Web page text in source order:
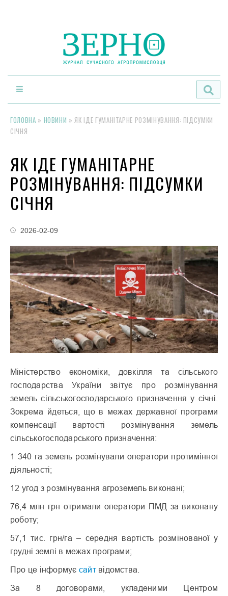
ГОЛОВНА » НОВИНИ »ЯК ІДЕ ГУМАНІТАРНЕ РОЗМІНУВАННЯ: ПІДСУМКИ
СІЧНЯ
ЯК ІДЕ ГУМАНІТАРНЕ
РОЗМІНУВАННЯ: ПІДСУМКИ
СІЧНЯ
2026-02-09
Міністерство економіки, довкілля та сільського
господарства України звітує про розмінування
земель сільськогосподарського призначення у січні.
Зокрема йдеться, що в межах державної програми
компенсації вартості розмінування земель
сільськогосподарського призначення:
1 340 га земель розмінували оператори протимінної
діяльності;
12 угод з розмінування агроземель виконані;
76,4 млн грн отримали оператори ПМД за виконану
роботу;
57,1 тис. грн/га – середня вартість розмінованої у
грудні землі в межах програми;
Про це інформує сайтвідомства.
За 8 договорами, укладеними Центром